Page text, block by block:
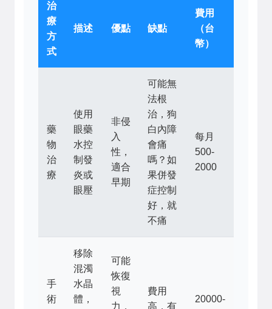
治
療
方
式
描述 優點 缺點
費用
（台
幣）
藥
物
治
療
使用
眼藥
水控
制發
炎或
眼壓
非侵
入
性，
適合
早期
可能無
法根
治，狗
白內障
會痛
嗎？如
果併發
症控制
好，就
不痛
每月
500-
2000
手
術
移除
混濁
水晶
體，
可能
恢復
視
力，
費用
高，有
20000-